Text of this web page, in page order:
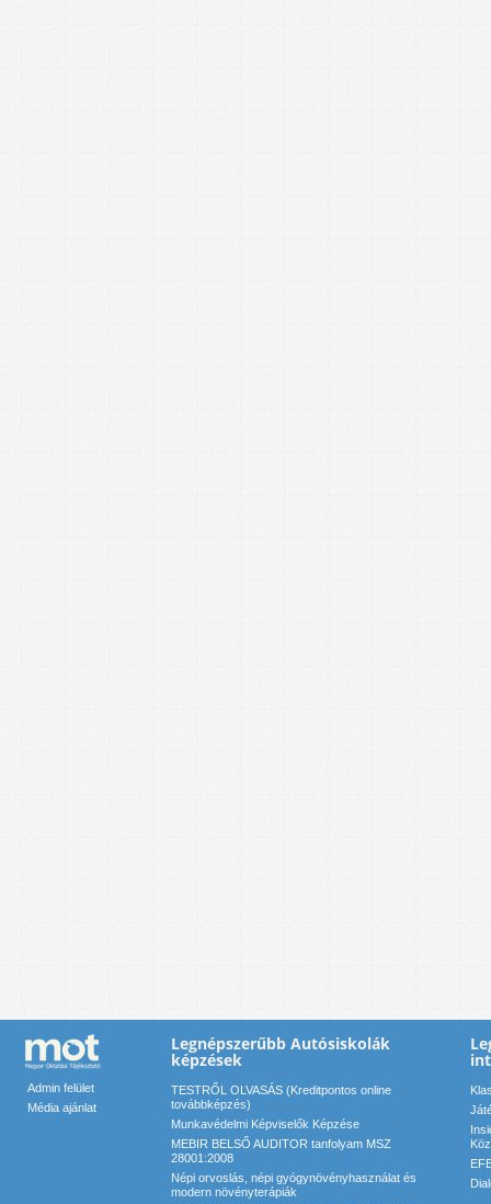
Admin felület
Média ajánlat
Legnépszerűbb Autósiskolák
képzések
TESTRŐL OLVASÁS (Kreditpontos online
továbbképzés)
Munkavédelmi Képviselők Képzése
MEBIR BELSŐ AUDITOR tanfolyam MSZ
28001:2008
Népi orvoslás, népi gyógynövényhasználat és
modern növényterápiák